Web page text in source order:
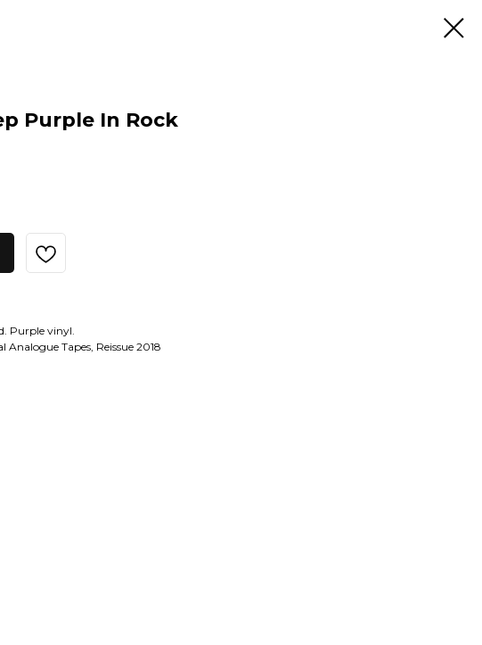
Purple In Rock
Purple vinyl.
Tapes, Reissue 2018